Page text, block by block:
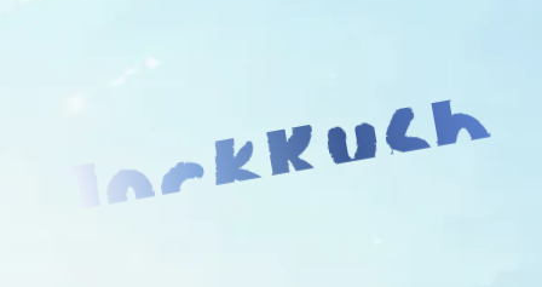
JockRush